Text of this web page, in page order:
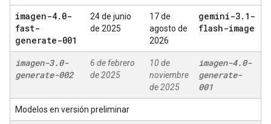
imagen-4. 0-
fast-
generate-001
24 de junio
de 2025
17 de
agosto de
2026
gemini-3. 1-
flash-image
imagen-3.0-
generate-002
6 de febrero
de 2025
10 de
noviembre
de 2025
imagen-4.0-
generate-
001
Modelos en versión preliminar